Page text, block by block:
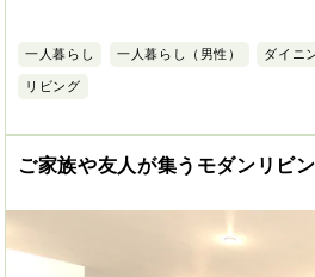
一人暮らし 一人暮らし（男性） ダイニ
リビング
ご家族や友人が集うモダンリビ